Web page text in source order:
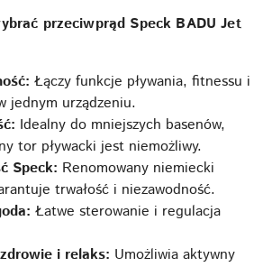
przeciwprąd Speck BADU Jet
Łączy funkcje pływania, fitnessu i
jednym urządzeniu.
Idealny do mniejszych basenów,
tor pływacki jest niemożliwy.
Speck: Renomowany niemiecki
trwałość i niezawodność.
Łatwe sterowanie i regulacja
i relaks: Umożliwia aktywny